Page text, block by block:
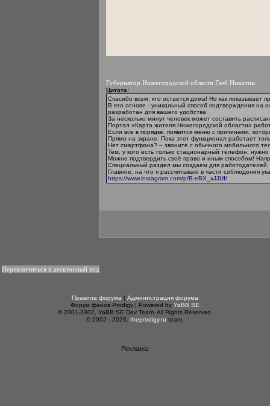
Губернатор Нижегородской области Глеб Никитин:
Цитата:
Спасибо всем, кто остается дома! Но как показывает
В его основе - уникальный способ подтверждения на
разработан для вашего удобства.
За несколько минут человек может составить
Портал «Карта жителя Нижегородской области»
Если все в порядке, появится меню с причинами,
Прямо на экране. Пока этот функционал работает
Нет смартфона? – звоните с обычного мобильного
Тем, у кого есть только стационарный телефон,
Можно подтвердить своё право и иным способом!
Специальный раздел мы создаем для
Главное, на что я рассчитываю в части соблюдения
https://www.instagram.com/p/B-eBX_xJJUf/
Переключиться в десктопный вид
Правила форума | Администрация форума
Форум фанов Prodigy | Powered by YaBB SE
© 2001-2002, YaBB SE Dev Team. All Rights Reserved.
© 2002 - 2026, theprodigy.ru team.
Реклама: